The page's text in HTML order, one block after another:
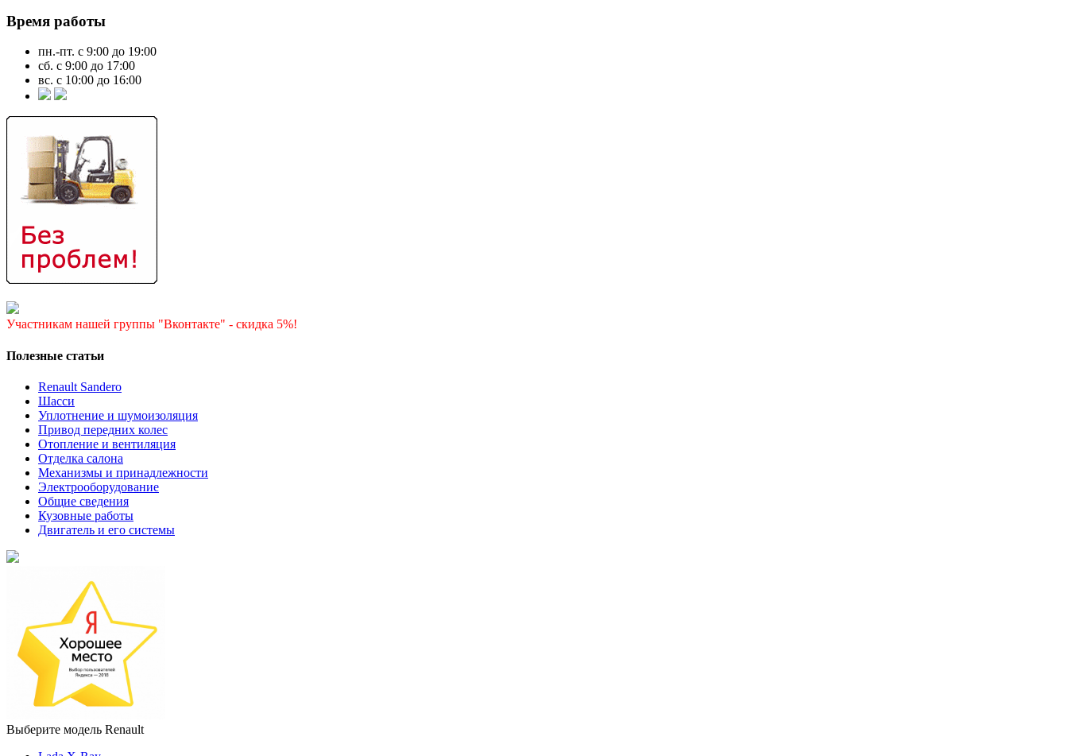
Время работы
пн.-пт. с 9:00 до 19:00
сб. с 9:00 до 17:00
вс. с 10:00 до 16:00
Участникам нашей группы "Вконтакте" - скидка 5%!
Полезные статьи
Renault Sandero
Шасси
Уплотнение и шумоизоляция
Привод передних колес
Отопление и вентиляция
Отделка салона
Механизмы и принадлежности
Электрооборудование
Общие сведения
Кузовные работы
Двигатель и его системы
Выберите модель Renault